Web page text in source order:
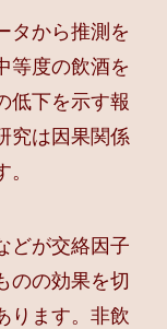
タから推測を
等度の飲酒を
低下を示す報
究は因果関係
どが交絡因子
のの効果を切
ります。非飲